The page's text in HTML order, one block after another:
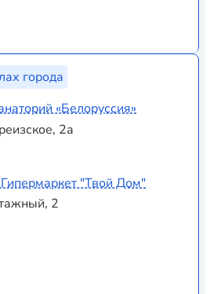
города
«Белоруссия»
2а
"Твой Дом"
2